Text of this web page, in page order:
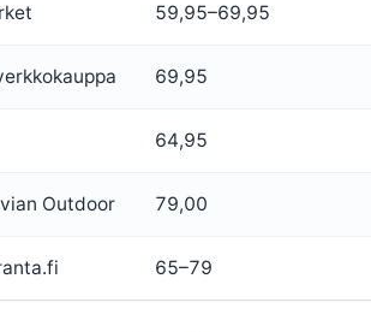
59,95–69,95
69,95
64,95
Outdoor 79,00
65–79